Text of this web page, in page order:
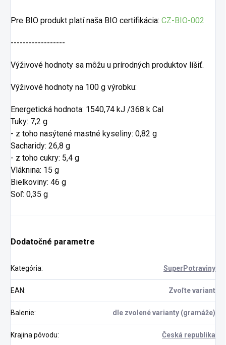
Pre BIO produkt platí naša BIO certifikácia: CZ-BIO-002
------------------
Výživové hodnoty sa môžu u prírodných produktov líšiť.
Výživové hodnoty na 100 g výrobku:
Energetická hodnota: 1540,74 kJ /368 k Cal
Tuky: 7,2 g
- z toho nasýtené mastné kyseliny: 0,82 g
Sacharidy: 26,8 g
- z toho cukry: 5,4 g
Vláknina: 15 g
Bielkoviny: 46 g
Soľ: 0,35 g
Dodatočné parametre
Kategória: SuperPotraviny
EAN: Zvoľte variant
Balenie: dle zvolené varianty (gramáže)
Krajina pôvodu: Česká republika